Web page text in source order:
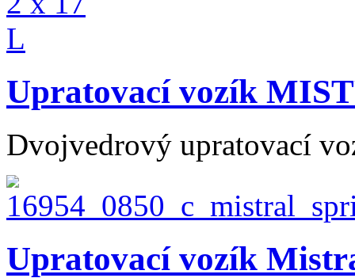
Upratovací vozík
Dvojvedrový upratovací
Upratovací vozík